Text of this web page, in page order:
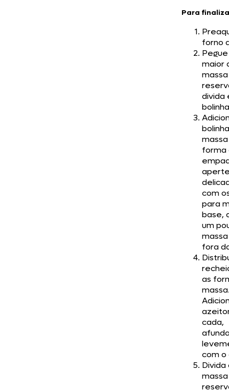
Para
forno
maior
massa
divida
forma
com
para
base,
um
fora
as
cada,
com o
Divida
massa